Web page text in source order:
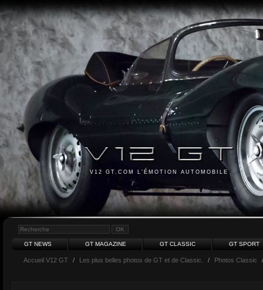
V12 GT.COM L'ÉMOTION AUTOMOBILE
GT NEWS GT MAGAZINE GT CLASSIC GT SPORT
Accueil V12 GT / Les plus belles photos de GT et de Classic. / Photos Classic